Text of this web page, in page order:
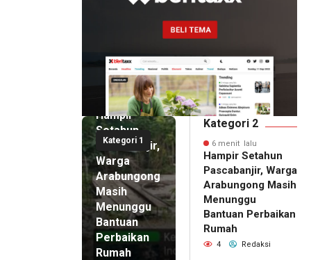
Kategori 1
6 menit
lalu
Hampir
Setahun
Pascabanjir,
Warga
Arabungong
Masih
Menunggu
Bantuan
Perbaikan
Rumah
Kategori 2
6 menit lalu
Hampir Setahun
Pascabanjir, Warga
Arabungong Masih
Menunggu
Bantuan Perbaikan
Rumah
4 Redaksi